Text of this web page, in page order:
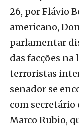
26, por Flávio
americano,
parlamentar
das facções na
terroristas
senador se
com secretário
Marco Rubio,